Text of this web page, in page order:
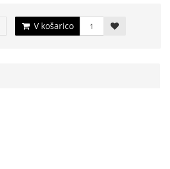
V košarico